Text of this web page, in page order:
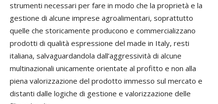
strumenti necessari per fare in modo che la proprietà e la
gestione di alcune imprese agroalimentari, soprattutto
quelle che storicamente producono e commercializzano
prodotti di qualità espressione del made in Italy, resti
italiana, salvaguardandola dall’aggressività di alcune
multinazionali unicamente orientate al profitto e non alla
piena valorizzazione del prodotto immesso sul mercato e
distanti dalle logiche di gestione e valorizzazione delle